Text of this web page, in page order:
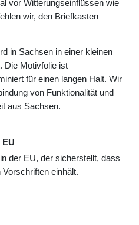
vor Witterungseinflüssen wie
wir, den Briefkasten
in Sachsen in einer kleinen
Die Motivfolie ist
für einen langen Halt. Wir
von Funktionalität und
aus Sachsen.
der EU, der sicherstellt, dass
einhält.